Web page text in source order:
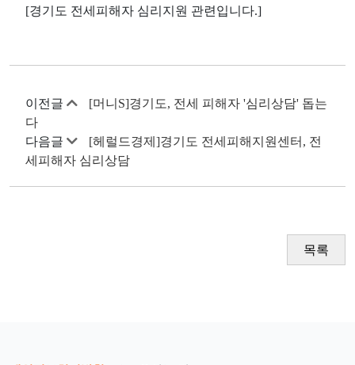
[경기도 전세피해자 심리지원 관련입니다.]
이전글
[머니S]경기도, 전세 피해자 '심리상담' 돕는
다
다음글
[헤럴드경제]경기도 전세피해지원센터, 전
세피해자 심리상담
목록